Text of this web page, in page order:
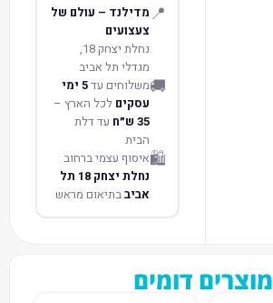
📍 מדילנד – עולם של
צעצועים
נחלת יצחק 18,
מגדלי תל אביב
🚚משלוחים עד 5 ימי
עסקים לכל הארץ –
35 ש״ח
עד דלת
הבית
🛍️איסוף עצמי ברחוב
נחלת יצחק 18 תל
אביבבתיאום מראש
מוצרים דומים